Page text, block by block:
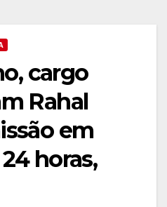
cargo
Rahal
em
horas,